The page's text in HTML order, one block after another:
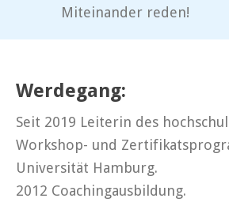
Miteinander reden!
Werdegang:
Seit 2019 Leiterin des
Workshop- und
Universität Hamburg.
2012 Coachingausbildung.